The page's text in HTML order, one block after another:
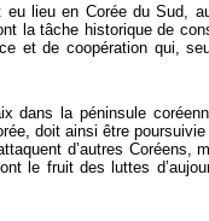
eu lieu en Corée du Sud,
la tâche historique de
et de coopération qui,
dans la péninsule
doit ainsi être
d’autres Coréens,
le fruit des luttes